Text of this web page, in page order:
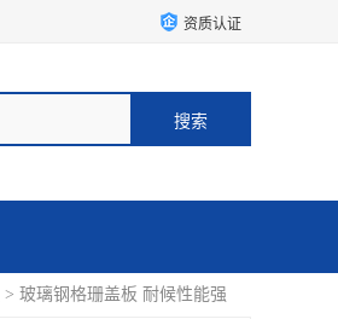
资质认证
> 玻璃钢格珊盖板 耐候性能强